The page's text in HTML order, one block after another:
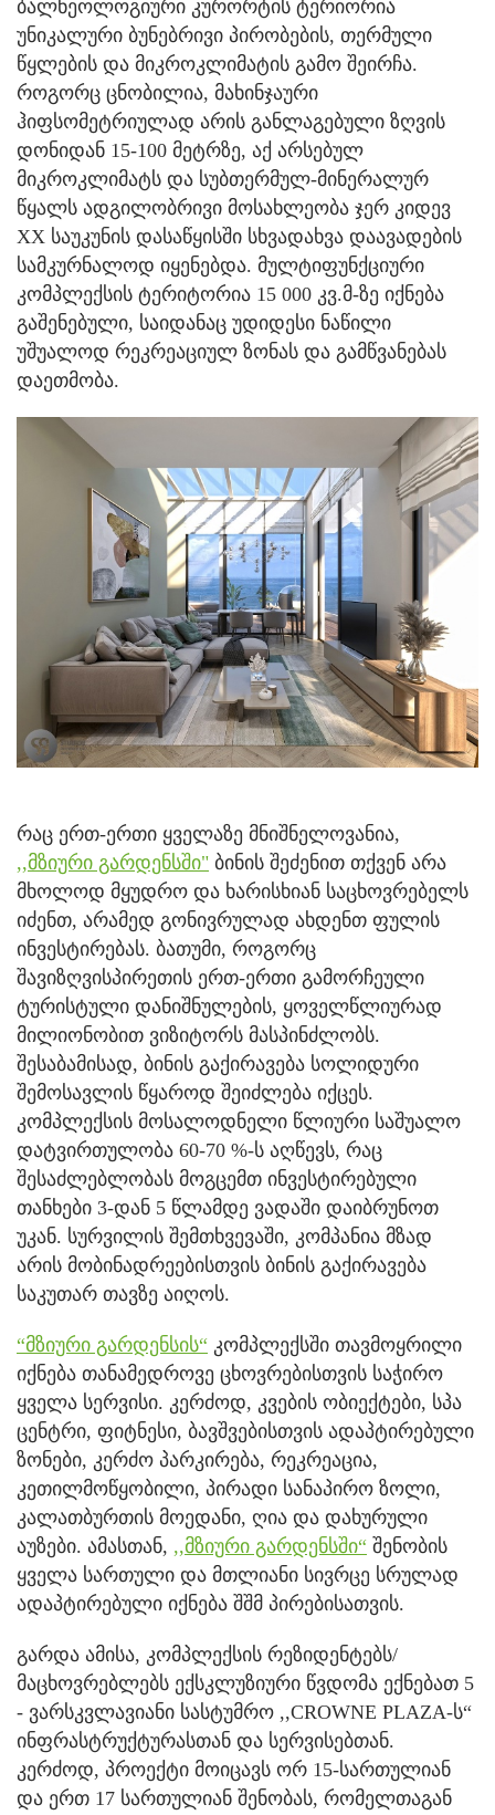
ბალნეოლოგიური კურორტის ტერიორია
უნიკალური ბუნებრივი პირობების, თერმული
წყლების და მიკროკლიმატის გამო შეირჩა.
როგორც ცნობილია, მახინჯაური
ჰიფსომეტრიულად არის განლაგებული ზღვის
დონიდან 15-100 მეტრზე, აქ არსებულ
მიკროკლიმატს და სუბთერმულ-მინერალურ
წყალს ადგილობრივი მოსახლეობა ჯერ კიდევ
XX საუკუნის დასაწყისში სხვადახვა დაავადების
სამკურნალოდ იყენებდა. მულტიფუნქციური
კომპლექსის ტერიტორია 15 000 კვ.მ-ზე იქნება
გაშენებული, საიდანაც უდიდესი ნაწილი
უშუალოდ რეკრეაციულ ზონას და გამწვანებას
დაეთმობა.
რაც ერთ-ერთი ყველაზე მნიშნელოვანია,
,,მზიური გარდენსში" ბინის შეძენით თქვენ არა
მხოლოდ მყუდრო და ხარისხიან საცხოვრებელს
იძენთ, არამედ გონივრულად ახდენთ ფულის
ინვესტირებას. ბათუმი, როგორც
შავიზღვისპირეთის ერთ-ერთი გამორჩეული
ტურისტული დანიშნულების, ყოველწლიურად
მილიონობით ვიზიტორს მასპინძლობს.
შესაბამისად, ბინის გაქირავება სოლიდური
შემოსავლის წყაროდ შეიძლება იქცეს.
კომპლექსის მოსალოდნელი წლიური საშუალო
დატვირთულობა 60-70 %-ს აღწევს, რაც
შესაძლებლობას მოგცემთ ინვესტირებული
თანხები 3-დან 5 წლამდე ვადაში დაიბრუნოთ
უკან. სურვილის შემთხვევაში, კომპანია მზად
არის მობინადრეებისთვის ბინის გაქირავება
საკუთარ თავზე აიღოს.
“მზიური გარდენსის“ კომპლექსში თავმოყრილი
იქნება თანამედროვე ცხოვრებისთვის საჭირო
ყველა სერვისი. კერძოდ, კვების ობიექტები, სპა
ცენტრი, ფიტნესი, ბავშვებისთვის ადაპტირებული
ზონები, კერძო პარკირება, რეკრეაცია,
კეთილმოწყობილი, პირადი სანაპირო ზოლი,
კალათბურთის მოედანი, ღია და დახურული
აუზები. ამასთან, ,,მზიური გარდენსში“ შენობის
ყველა სართული და მთლიანი სივრცე სრულად
ადაპტირებული იქნება შშმ პირებისათვის.
გარდა ამისა, კომპლექსის რეზიდენტებს/
მაცხოვრებლებს ექსკლუზიური წვდომა ექნებათ 5
- ვარსკვლავიანი სასტუმრო ,,CROWNE PLAZA-ს“
ინფრასტრუქტურასთან და სერვისებთან.
კერძოდ, პროექტი მოიცავს ორ 15-სართულიან
და ერთ 17 სართულიან შენობას, რომელთაგან